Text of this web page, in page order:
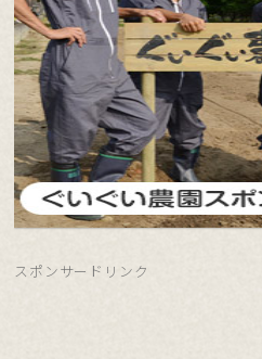
スポンサードリンク